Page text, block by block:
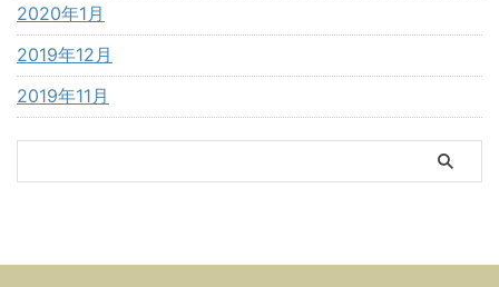
2020年1月
2019年12月
2019年11月